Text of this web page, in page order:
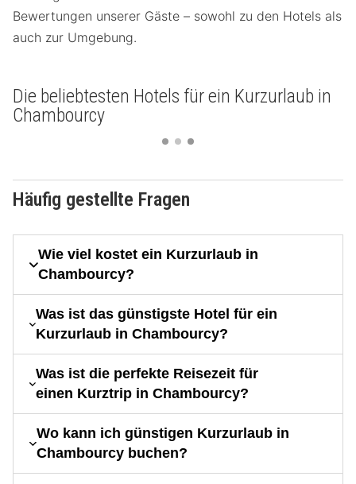
Bewertungen unserer Gäste – sowohl zu den Hotels als
auch zur Umgebung.
Die beliebtesten Hotels für ein Kurzurlaub in
Chambourcy
Häufig gestellte Fragen
Wie viel kostet ein Kurzurlaub in
Chambourcy?
Was ist das günstigste Hotel für ein
Kurzurlaub in Chambourcy?
Was ist die perfekte Reisezeit für
einen Kurztrip in Chambourcy?
Wo kann ich günstigen Kurzurlaub in
Chambourcy buchen?